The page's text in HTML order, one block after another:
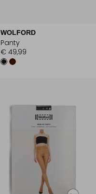
WOLFORD
Panty
€ 49,99